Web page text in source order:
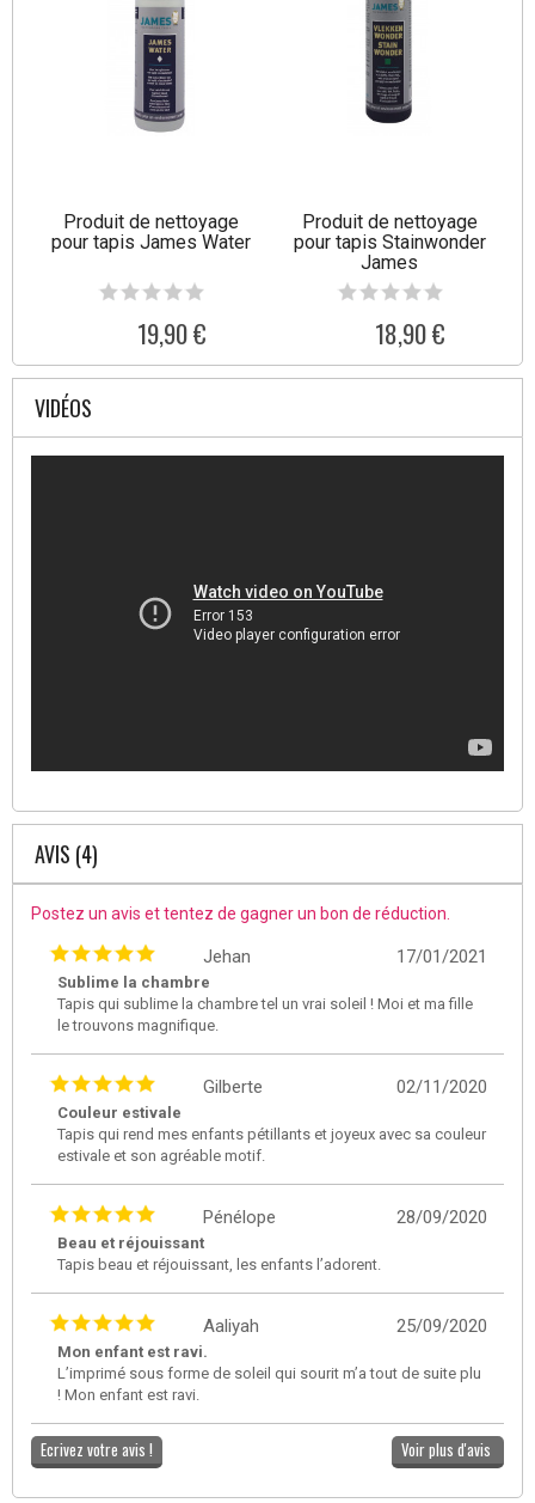
Produit de nettoyage
pour tapis James Water
19,90 €
Produit de nettoyage
pour tapis Stainwonder
James
18,90 €
VIDÉOS
AVIS (4)
Postez un avis et tentez de gagner un bon de réduction.
17/01/2021
Jehan
Sublime la chambre
Tapis qui sublime la chambre tel un vrai soleil ! Moi et ma fille
le trouvons magnifique.
02/11/2020
Gilberte
Couleur estivale
Tapis qui rend mes enfants pétillants et joyeux avec sa couleur
estivale et son agréable motif.
28/09/2020
Pénélope
Beau et réjouissant
Tapis beau et réjouissant, les enfants l’adorent.
25/09/2020
Aaliyah
Mon enfant est ravi.
L’imprimé sous forme de soleil qui sourit m’a tout de suite plu
! Mon enfant est ravi.
Ecrivez votre avis ! Voir plus d'avis